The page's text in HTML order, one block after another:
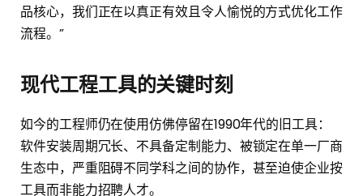
品核心，我们正在以真正有效且令人愉悦的方式优化工作
流程。”
现代工程工具的关键时刻
如今的工程师仍在使用仿佛停留在1990年代的旧工具：
软件安装周期冗长、不具备定制能力、被锁定在单一厂商
生态中，严重阻碍不同学科之间的协作，甚至迫使企业按
工具而非能力招聘人才。